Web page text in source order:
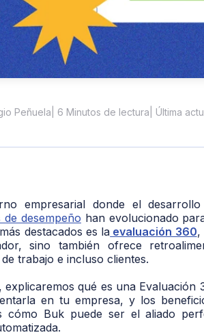
Peñuela | 6 Minutos de lectura | Última
empresarial donde el
de desempeño han evolucionado
destacados es la evaluación 360,
sino también ofrece
trabajo e incluso clientes.
explicaremos qué es una
en tu empresa, y los
cómo Buk puede ser el aliado